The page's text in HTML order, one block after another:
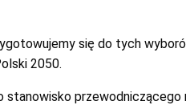
się do tych
2050.
stanowisko